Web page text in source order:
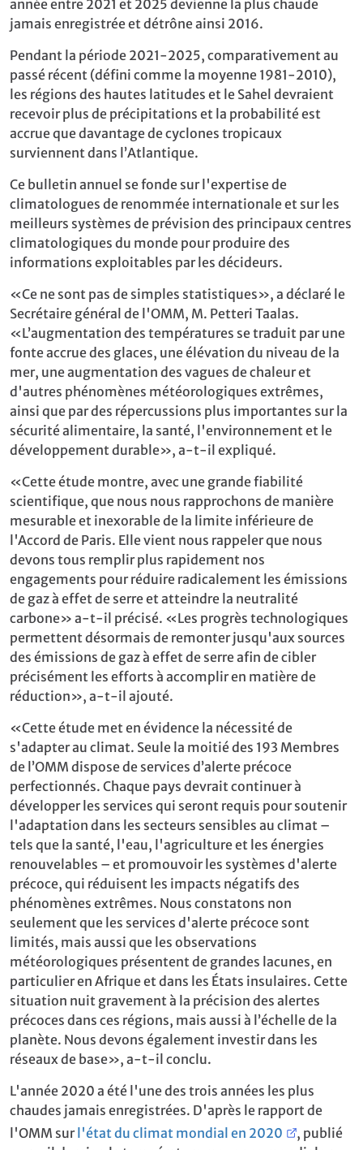
année entre 2021 et 2025 devienne la plus chaude
jamais enregistrée et détrône ainsi 2016.
Pendant la période 2021-2025, comparativement au
passé récent (défini comme la moyenne 1981-2010),
les régions des hautes latitudes et le Sahel devraient
recevoir plus de précipitations et la probabilité est
accrue que davantage de cyclones tropicaux
surviennent dans l’Atlantique.
Ce bulletin annuel se fonde sur l'expertise de
climatologues de renommée internationale et sur les
meilleurs systèmes de prévision des principaux centres
climatologiques du monde pour produire des
informations exploitables par les décideurs.
«Ce ne sont pas de simples statistiques», a déclaré le
Secrétaire général de l'OMM, M. Petteri Taalas.
«L’augmentation des températures se traduit par une
fonte accrue des glaces, une élévation du niveau de la
mer, une augmentation des vagues de chaleur et
d'autres phénomènes météorologiques extrêmes,
ainsi que par des répercussions plus importantes sur la
sécurité alimentaire, la santé, l'environnement et le
développement durable», a-t-il expliqué.
«Cette étude montre, avec une grande fiabilité
scientifique, que nous nous rapprochons de manière
mesurable et inexorable de la limite inférieure de
l'Accord de Paris. Elle vient nous rappeler que nous
devons tous remplir plus rapidement nos
engagements pour réduire radicalement les émissions
de gaz à effet de serre et atteindre la neutralité
carbone» a-t-il précisé. «Les progrès technologiques
permettent désormais de remonter jusqu'aux sources
des émissions de gaz à effet de serre afin de cibler
précisément les efforts à accomplir en matière de
réduction», a-t-il ajouté.
«Cette étude met en évidence la nécessité de
s'adapter au climat. Seule la moitié des 193 Membres
de l’OMM dispose de services d’alerte précoce
perfectionnés. Chaque pays devrait continuer à
développer les services qui seront requis pour soutenir
l'adaptation dans les secteurs sensibles au climat –
tels que la santé, l'eau, l'agriculture et les énergies
renouvelables – et promouvoir les systèmes d'alerte
précoce, qui réduisent les impacts négatifs des
phénomènes extrêmes. Nous constatons non
seulement que les services d'alerte précoce sont
limités, mais aussi que les observations
météorologiques présentent de grandes lacunes, en
particulier en Afrique et dans les États insulaires. Cette
situation nuit gravement à la précision des alertes
précoces dans ces régions, mais aussi à l’échelle de la
planète. Nous devons également investir dans les
réseaux de base», a-t-il conclu.
L'année 2020 a été l'une des trois années les plus
chaudes jamais enregistrées. D'après le rapport de
l'OMM surl'état du climat mondial en 2020
, publié